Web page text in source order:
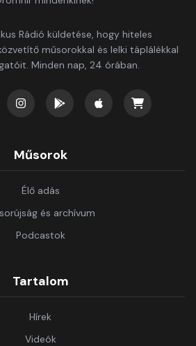
Rádió küldetése, hogy hiteles
műsorokkal és lelki táplálékkal
Minden nap, 24 órában.
Műsorok
Élő adás
és archívum
Podcastok
Tartalom
Hírek
Videók